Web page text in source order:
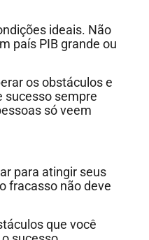
ideais. Não
país PIB grande ou
os obstáculos e
sucesso sempre
só veem
para atingir seus
fracasso não deve
que você